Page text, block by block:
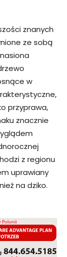
znanych
ze sobą
w
przyprawa,
znacznie
z regionu
uprawiany
na dziko.